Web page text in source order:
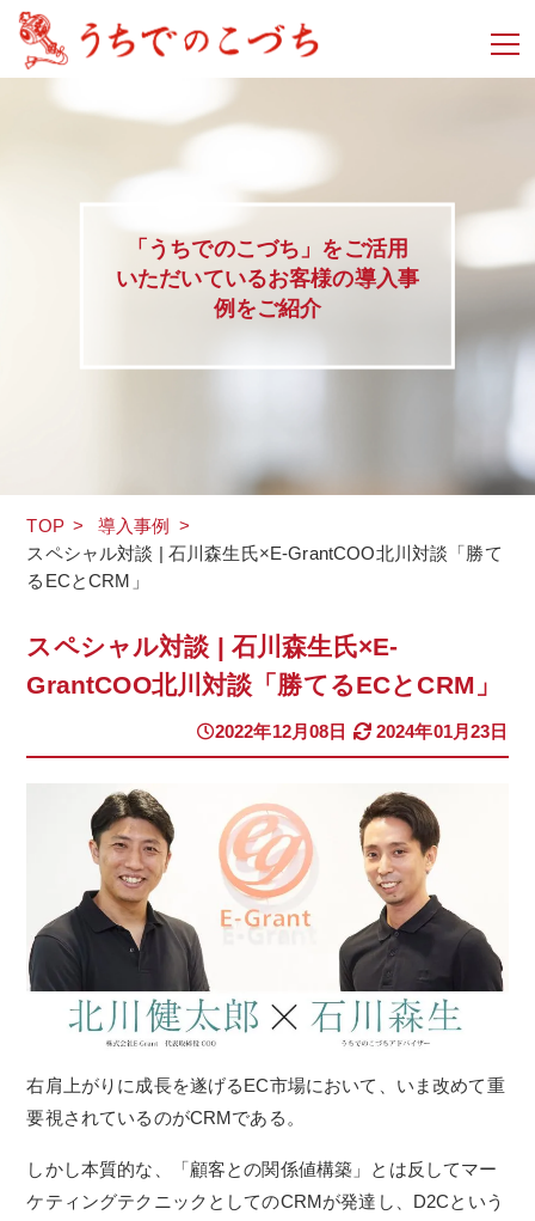
「うちでのこづち」をご活用
いただいているお客様の導入事
例をご紹介
TOP > 導入事例
>
スペシャル対談 | 石川森生氏×E-GrantCOO北川対談「勝て
るECとCRM」
スペシャル対談 | 石川森生氏×E-
GrantCOO北川対談「勝てるECとCRM」
2022年12月08日 2024年01月23日
右肩上がりに成長を遂げるEC市場において、いま改めて重
要視されているのがCRMである。
しかし本質的な、「顧客との関係値構築」とは反してマー
ケティングテクニックとしてのCRMが発達し、D2Cという